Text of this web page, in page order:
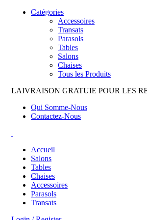
Catégories
Accessoires
Transats
Parasols
Tables
Salons
Chaises
Tous les Produits
LAIVRAISON GRATUIE POUR LES
Qui Somme-Nous
Contactez-Nous
Accueil
Salons
Tables
Chaises
Accessoires
Parasols
Transats